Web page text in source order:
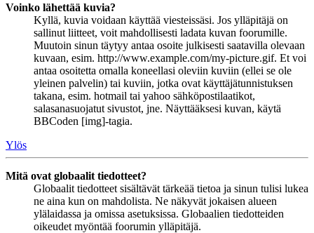
Voinko lähettää kuvia?
Kyllä, kuvia voidaan käyttää viesteissäsi. Jos ylläpitäjä on
sallinut liitteet, voit mahdollisesti ladata kuvan foorumille.
Muutoin sinun täytyy antaa osoite julkisesti saatavilla olevaan
kuvaan, esim. http://www.example.com/my-picture.gif. Et voi
antaa osoitetta omalla koneellasi oleviin kuviin (ellei se ole
yleinen palvelin) tai kuviin, jotka ovat käyttäjätunnistuksen
takana, esim. hotmail tai yahoo sähköpostilaatikot,
salasanasuojatut sivustot, jne. Näyttääksesi kuvan, käytä
BBCoden [img]-tagia.
Ylös
Mitä ovat globaalit tiedotteet?
Globaalit tiedotteet sisältävät tärkeää tietoa ja sinun tulisi lukea
ne aina kun on mahdolista. Ne näkyvät jokaisen alueen
ylälaidassa ja omissa asetuksissa. Globaalien tiedotteiden
oikeudet myöntää foorumin ylläpitäjä.